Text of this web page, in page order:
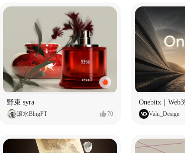
野束 syra
滚水BlngPT 70 Valu_Design